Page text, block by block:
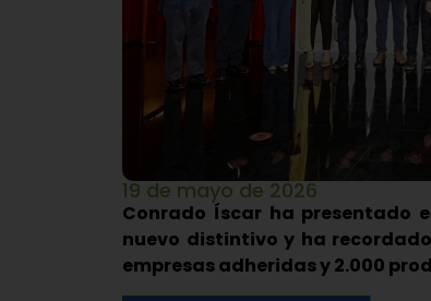
19 de mayo de 2026
Conrado Íscar ha presentado
nuevo distintivo y ha
empresas adheridas y 2.000